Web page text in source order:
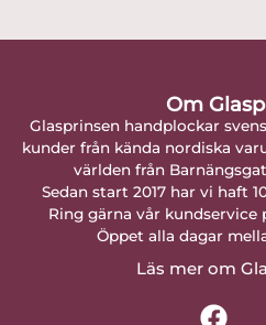
Om
Glasprinsen handplockar
kunder från kända nordiska
världen från
Sedan start 2017 har vi haft
Ring gärna vår kundservice
Öppet alla dagar
Läs mer om
F